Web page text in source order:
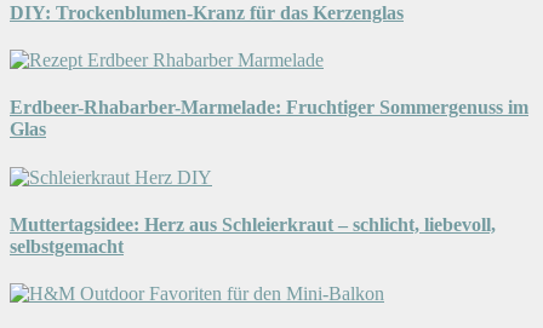
DIY: Trockenblumen-Kranz für das Kerzenglas
Erdbeer-Rhabarber-Marmelade: Fruchtiger Sommergenuss im
Glas
Muttertagsidee: Herz aus Schleierkraut – schlicht, liebevoll,
selbstgemacht